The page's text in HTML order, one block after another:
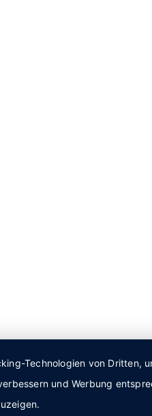
Technologien von Dritten,
und Werbung